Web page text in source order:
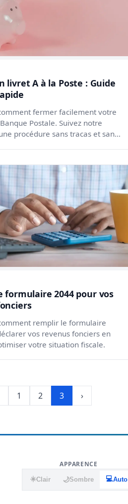
livret A à la Poste : Guide
fermer facilement votre
Postale. Suivez notre
procédure sans tracas et sans
formulaire 2044 pour vos
remplir le formulaire
vos revenus fonciers en
votre situation fiscale.
1 2 3 ›
APPARENCE
☀️Clair 🌙Sombre 💻Auto